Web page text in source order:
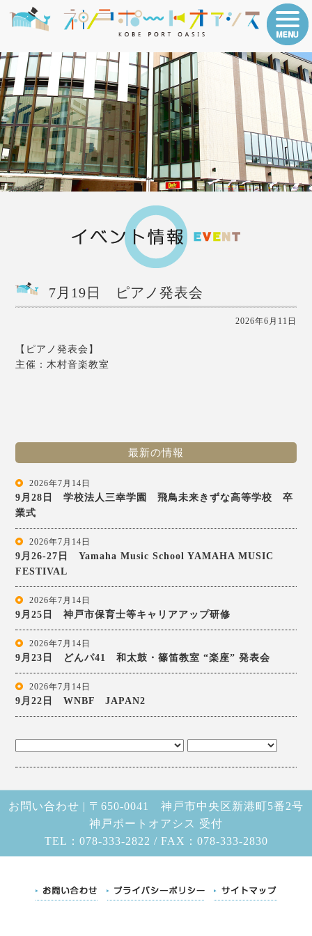
7月19日 ピアノ発表会
2026年6月11日
【ピアノ発表会】
主催：木村音楽教室
最新の情報
2026年7月14日
9月28日 学校法人三幸学園 飛鳥未来きずな高等学校 卒
業式
2026年7月14日
9月26-27日 Yamaha Music School YAMAHA MUSIC
FESTIVAL
2026年7月14日
9月25日 神戸市保育士等キャリアアップ研修
2026年7月14日
9月23日 どんパ41 和太鼓・篠笛教室 “楽座” 発表会
2026年7月14日
9月22日 WNBF JAPAN2
お問い合わせ | 〒650-0041 神戸市中央区新港町5番2号
神戸ポートオアシス 受付
TEL：078-333-2822 / FAX：078-333-2830